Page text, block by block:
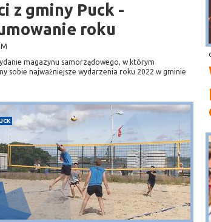
z gminy Puck -
roku
magazynu samorządowego, w którym
sobie najważniejsze wydarzenia roku 2022 w gminie